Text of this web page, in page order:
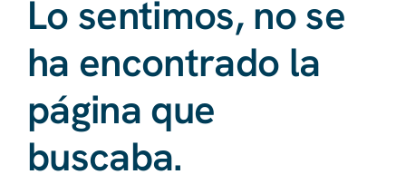
Lo sentimos, no se
ha encontrado la
página que
buscaba.